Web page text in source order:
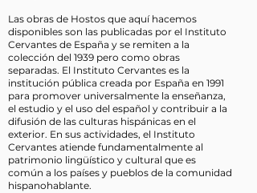
Las obras de Hostos que aquí hacemos
disponibles son las publicadas por el Instituto
Cervantes de España y se remiten a la
colección del 1939 pero como obras
separadas. El Instituto Cervantes es la
institución pública creada por España en 1991
para promover universalmente la enseñanza,
el estudio y el uso del español y contribuir a la
difusión de las culturas hispánicas en el
exterior. En sus actividades, el Instituto
Cervantes atiende fundamentalmente al
patrimonio lingüístico y cultural que es
común a los países y pueblos de la comunidad
hispanohablante.